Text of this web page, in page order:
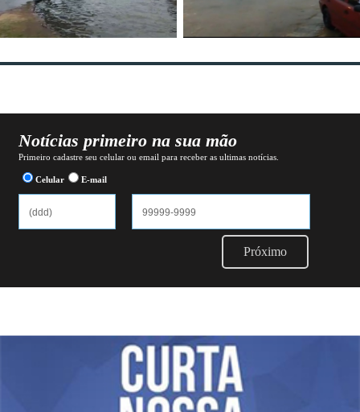
Notícias primeiro na sua mão
Primeiro cadastre seu celular ou email para receber as ultimas notícias.
Celular E-mail
Próximo